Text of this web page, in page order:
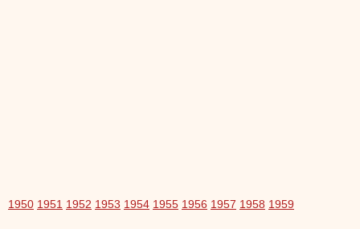
1950 1951 1952 1953 1954 1955 1956 1957 1958 1959